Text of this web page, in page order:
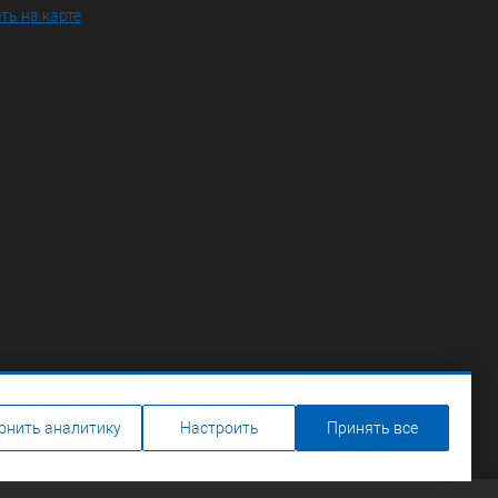
на карте
аналитику Настроить Принять все